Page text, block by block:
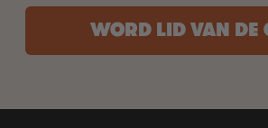
WORD LID VAN DE